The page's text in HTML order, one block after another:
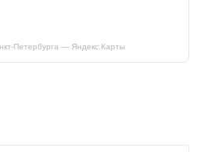
— Яндекс.Карты